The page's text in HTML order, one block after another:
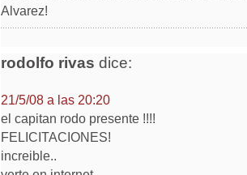
Alvarez!
rodolfo rivas dice:
21/5/08 a las 20:20
el capitan rodo presente !!!!
FELICITACIONES!
increible..